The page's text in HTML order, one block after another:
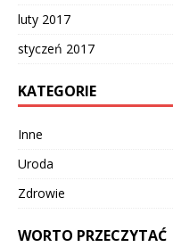
luty 2017
styczeń 2017
KATEGORIE
Inne
Uroda
Zdrowie
WORTO PRZECZYTAĆ